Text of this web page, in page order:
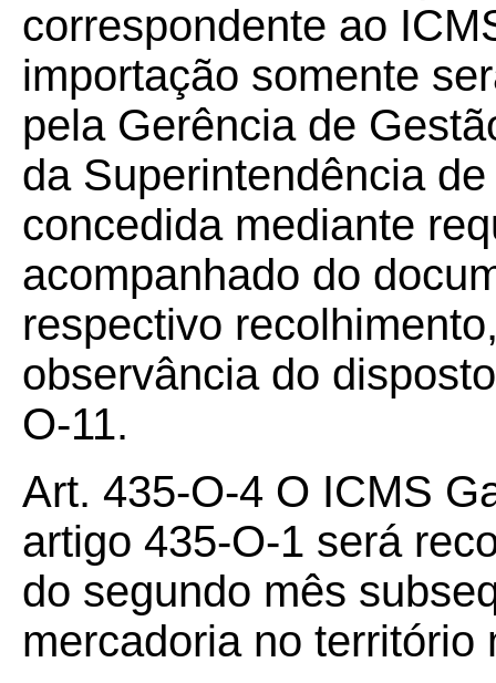
correspondente ao
importação somente
pela Gerência de
da Superintendência
concedida mediante
acompanhado do
respectivo
observância do
O-11.
Art. 435-O-4 O ICMS
artigo 435-O-1 será
do segundo mês
mercadoria no território